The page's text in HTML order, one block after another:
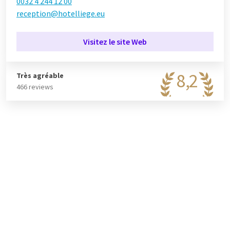
La perle de l'hôtel est sans aucun doute le
Commandez un cocktail pendant l'heure de l'apéritif et
profitez de la magnifique vue sur la ville de Liège. L'avantage
reception@hotelliege.eu
Visitez le site Web
8,2
Très agréable
466 reviews